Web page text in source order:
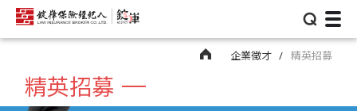
⌕
企業徵才 精英招募
精英招募